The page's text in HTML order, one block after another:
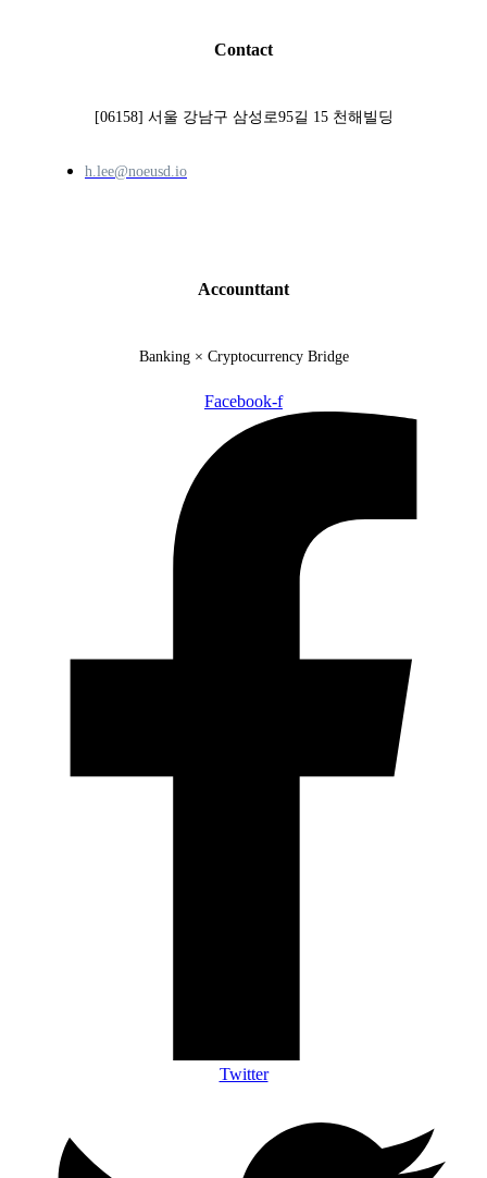
Contact
[06158] 서울 강남구 삼성로95길 15 천해빌딩
h.lee@noeusd.io​
Accounttant
Banking × Cryptocurrency Bridge
Facebook-f
Twitter